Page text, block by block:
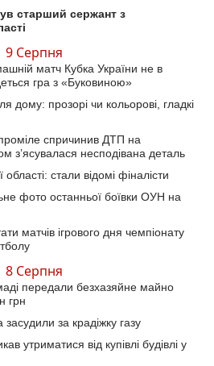
старший сержант з
9 Серпня
матч Кубка України не в
гра з «Буковиною»
дому: прозорі чи кольорові, гладкі
спричинив ДТП на
з’ясувалася несподівана деталь
області: стали відомі фіналісти
фото останньої боївки ОУН на
матчів ігрового дня чемпіонату
8 Серпня
передали безхазяйне майно
грн
за крадіжку газу
утриматися від купівлі будівлі у